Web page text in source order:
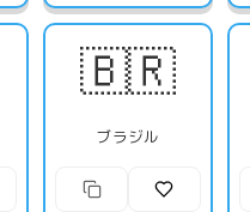
🇧🇷
ブラジル